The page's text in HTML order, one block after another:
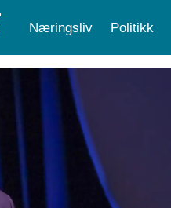
Næringsliv Politikk